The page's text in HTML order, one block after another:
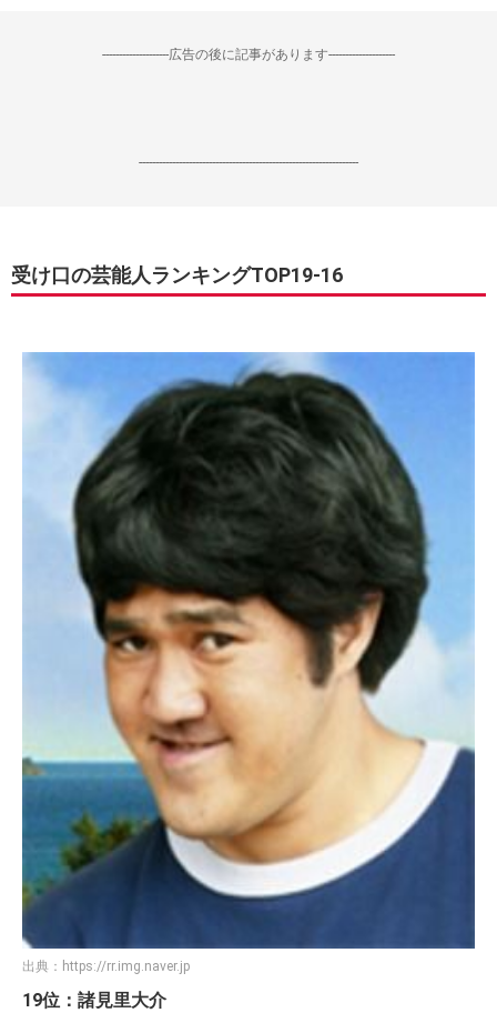
--------------------広告の後に記事があります--------------------
------------------------------------------------------------------
受け口の芸能人ランキングTOP19-16
出典： https://rr.img.naver.jp
19位：諸見里大介